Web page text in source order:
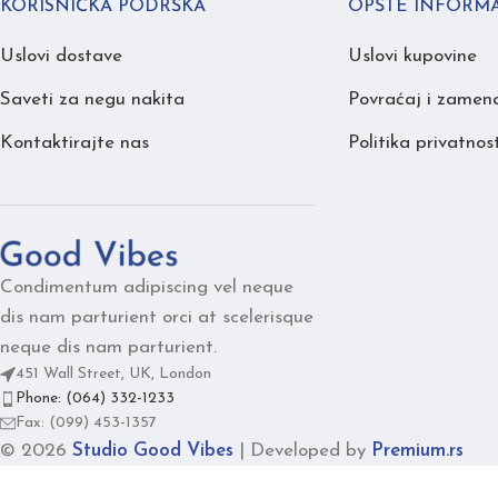
KORISNIČKA PODRŠKA
Uslovi dostave
Saveti za negu nakita
Kontaktirajte nas
Condimentum adipiscing vel neque
dis nam parturient orci at scelerisque
neque dis nam parturient.
451 Wall Street, UK, London
Phone: (064) 332-1233
Fax: (099) 453-1357
OPŠTE
Uslovi kupovine
Povraćaj i
Politika
© 2026 Studio Good Vibes Developed by Premium.rs